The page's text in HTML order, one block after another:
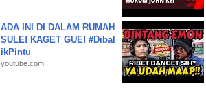
ADA INI DI DALAM RUMAH
SULE! KAGET GUE! #Dibal
ikPintu
youtube.com